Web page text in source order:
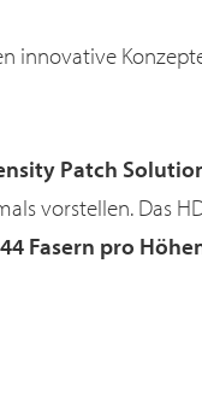
innovative
Patch
vorstellen. Das
Fasern pro